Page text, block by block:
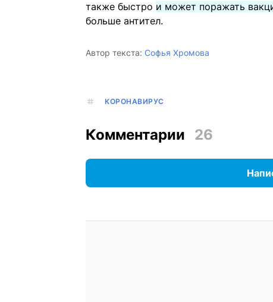
также быстро и может поражать
больше антител.
Автор текста: Софья Хромова
КОРОНАВИРУС
Комментарии 26